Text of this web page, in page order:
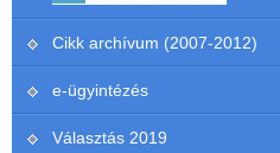
Cikk archívum (2007-2012)
e-ügyintézés
Választás 2019